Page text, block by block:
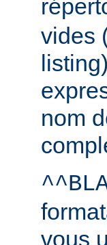
vides
nom
vous